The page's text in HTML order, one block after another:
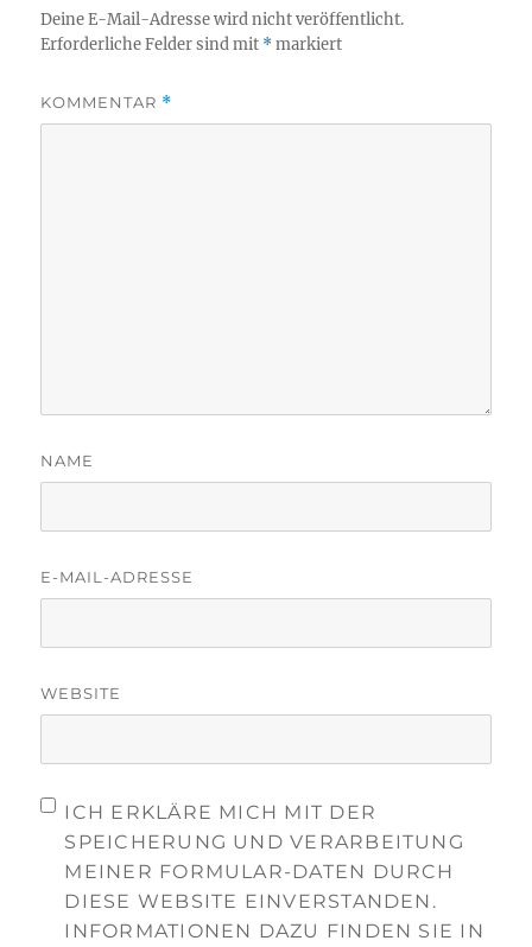
Deine E-Mail-Adresse wird nicht veröffentlicht.
Erforderliche Felder sind mit *markiert
KOMMENTAR *
NAME
E-MAIL-ADRESSE
WEBSITE
ICH ERKLÄRE MICH MIT DER
SPEICHERUNG UND VERARBEITUNG
MEINER FORMULAR-DATEN DURCH
DIESE WEBSITE EINVERSTANDEN.
INFORMATIONEN DAZU FINDEN SIE IN